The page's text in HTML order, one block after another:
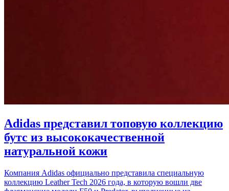
Adidas представил топовую коллекцию
бутс из высококачественной
натуральной кожи
Компания Adidas официально представила специальную
коллекцию Leather Tech 2026 года, в которую вошли две